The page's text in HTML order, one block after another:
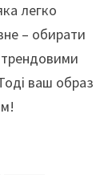
легко
– обирати
ваш образ